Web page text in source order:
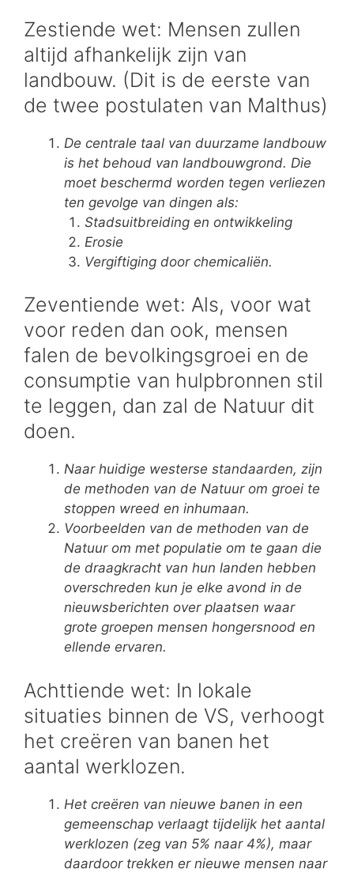
Zestiende wet: Mensen zullen
altijd afhankelijk zijn van
landbouw. (Dit is de eerste van
de twee postulaten van Malthus)
De centrale taal van duurzame landbouw
is het behoud van landbouwgrond. Die
moet beschermd worden tegen verliezen
ten gevolge van dingen als:
Stadsuitbreiding en ontwikkeling
Erosie
Vergiftiging door chemicaliën.
Zeventiende wet: Als, voor wat
voor reden dan ook, mensen
falen de bevolkingsgroei en de
consumptie van hulpbronnen stil
te leggen, dan zal de Natuur dit
doen.
Naar huidige westerse standaarden, zijn
de methoden van de Natuur om groei te
stoppen wreed en inhumaan.
Voorbeelden van de methoden van de
Natuur om met populatie om te gaan die
de draagkracht van hun landen hebben
overschreden kun je elke avond in de
nieuwsberichten over plaatsen waar
grote groepen mensen hongersnood en
ellende ervaren.
Achttiende wet: In lokale
situaties binnen de VS, verhoogt
het creëren van banen het
aantal werklozen.
Het creëren van nieuwe banen in een
gemeenschap verlaagt tijdelijk het aantal
werklozen (zeg van 5% naar 4%), maar
daardoor trekken er nieuwe mensen naar